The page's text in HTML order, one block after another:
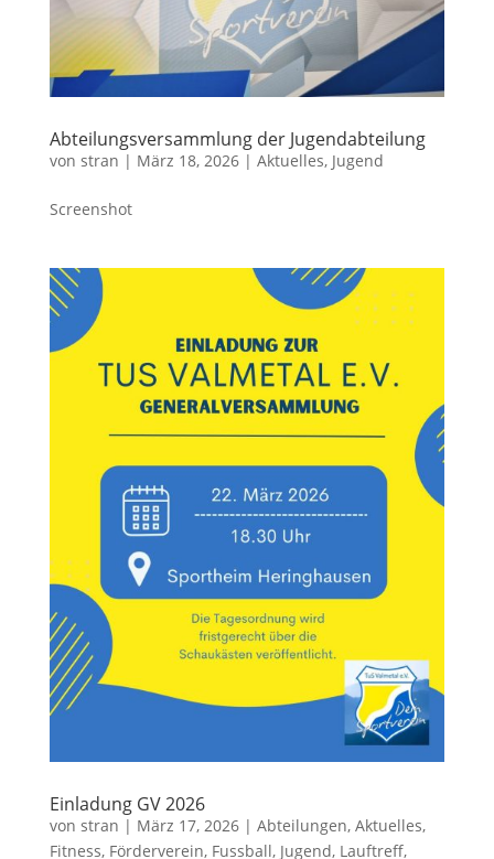
Abteilungsversammlung der Jugendabteilung
von stran | März 18, 2026| Aktuelles, Jugend
Screenshot
Einladung GV 2026
von stran | März 17, 2026| Abteilungen, Aktuelles,
Fitness, Förderverein, Fussball, Jugend, Lauftreff,